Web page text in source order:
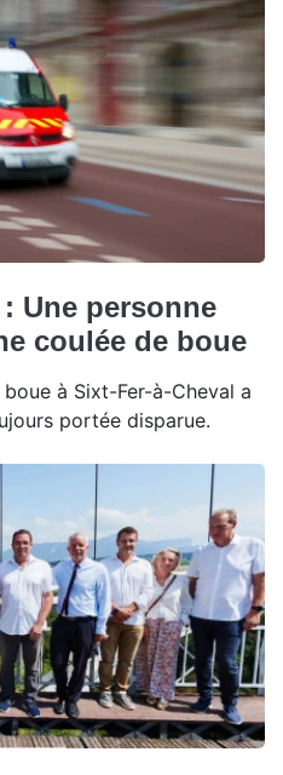
Une personne
coulée de boue
à Sixt-Fer-à-Cheval a
portée disparue.